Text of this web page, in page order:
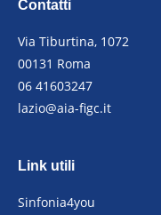
Contatti
Via Tiburtina, 1072
00131 Roma
06 41603247
lazio@aia-figc.it
Link utili
Sinfonia4you